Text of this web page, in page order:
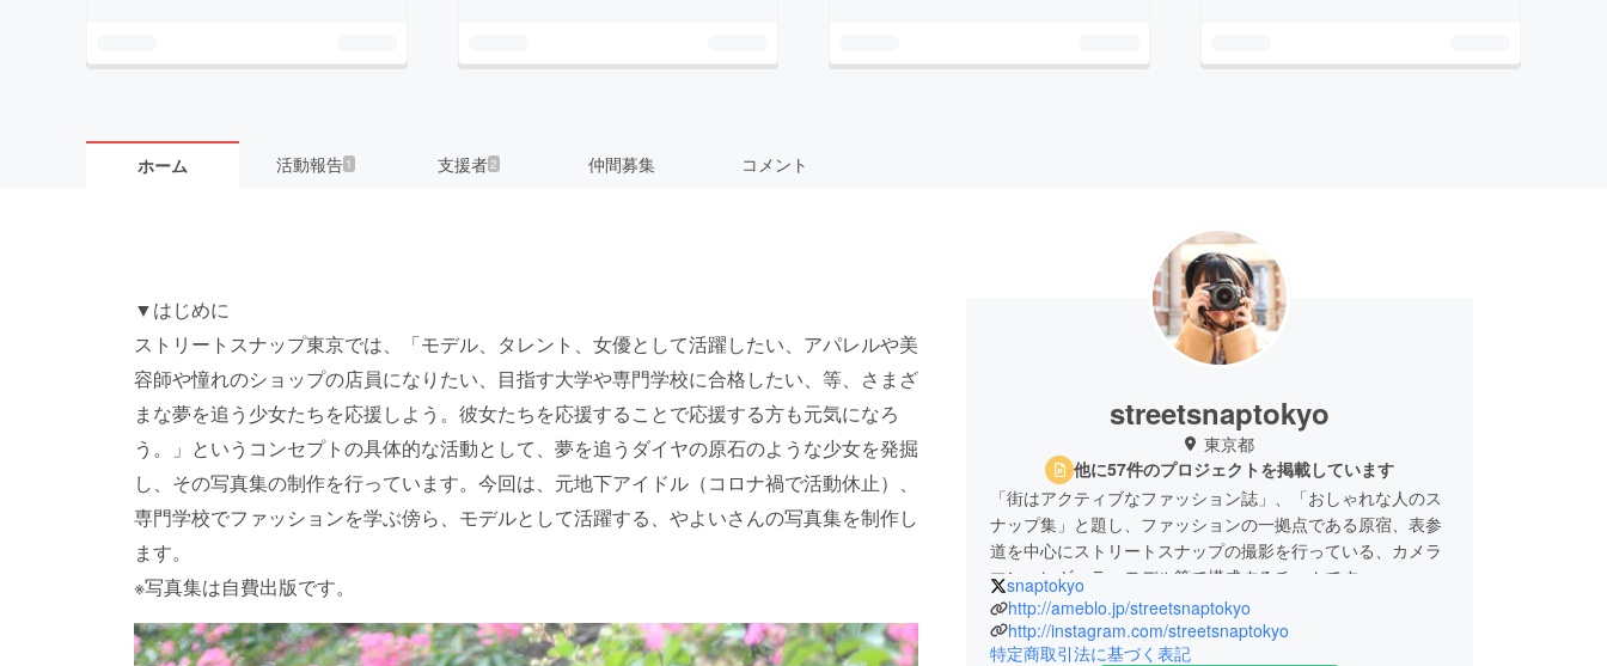
ホーム 活動報告 1 支援者2 仲間募集 コメント
▼はじめに
ストリートスナップ東京では、「モデル、タレント、女優として活躍したい、アパレルや美
容師や憧れのショップの店員になりたい、目指す大学や専門学校に合格したい、等、さまざ
まな夢を追う少女たちを応援しよう。彼女たちを応援することで応援する方も元気になろ
う。」というコンセプトの具体的な活動として、夢を追うダイヤの原石のような少女を発掘
し、その写真集の制作を行っています。今回は、元地下アイドル（コロナ禍で活動休止）、
専門学校でファッションを学ぶ傍ら、モデルとして活躍する、やよいさんの写真集を制作し
ます。
※写真集は自費出版です。
streetsnaptokyo
東京都
他に57件のプロジェクトを掲載しています
「街はアクティブなファッション誌」、「おしゃれな人のス
ナップ集」と題し、ファッションの一拠点である原宿、表参
道を中心にストリートスナップの撮影を行っている、カメラ
マン、レギュラーモデル等で構成するチームです。
2023年に設立10周年を迎え、活動の幅を広げるべく、コラボ
でのプロジェクトに力を入れていくことにしました。
snaptokyo
http://ameblo.jp/streetsnaptokyo
http://instagram.com/streetsnaptokyo
特定商取引法に基づく表記